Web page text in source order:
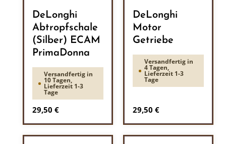
DeLonghi
Abtropfschale
(Silber) ECAM
PrimaDonna
Versandfertig in
10 Tagen,
Lieferzeit 1-3
Tage
Regulärer Preis:
29,50 €
DeLonghi
Motor
Getriebe
Versandfertig in
4 Tagen,
Lieferzeit 1-3
Tage
Regulärer Preis:
29,50 €